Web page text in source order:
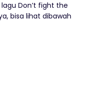
Don’t fight the
bisa lihat dibawah